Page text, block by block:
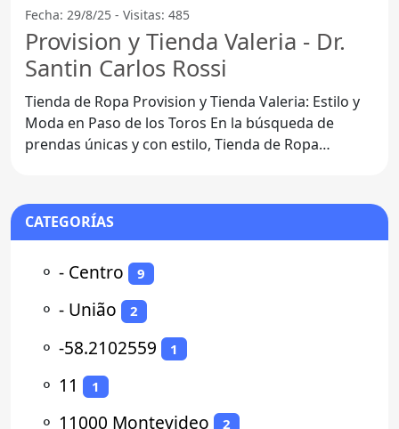
Fecha: 29/8/25 - Visitas: 485
Provision y Tienda Valeria - Dr.
Santin Carlos Rossi
Tienda de Ropa Provision y Tienda Valeria: Estilo y
Moda en Paso de los Toros En la búsqueda de
prendas únicas y con estilo, Tienda de Ropa
CATEGORÍAS
⚬ - Centro 9
⚬ - União 2
⚬ -58.2102559 1
⚬ 11 1
⚬ 11000 Montevideo 2